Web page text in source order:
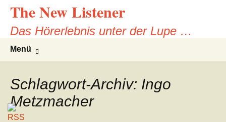
Zum
Inhalt
springen
The New Listener
Das Hörerlebnis unter der Lupe …
Menü
Schlagwort-Archiv: Ingo
Metzmacher